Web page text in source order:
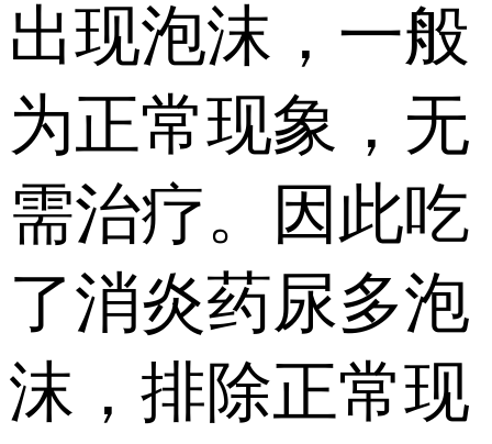
出现泡沫，一般
为正常现象，无
需治疗。因此吃
了消炎药尿多泡
沫，排除正常现